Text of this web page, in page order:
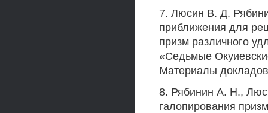
7. Люсин В. Д.
приближения для
призм различного
«Седьмые
Материалы
8. Рябинин А. Н.,
галопирования